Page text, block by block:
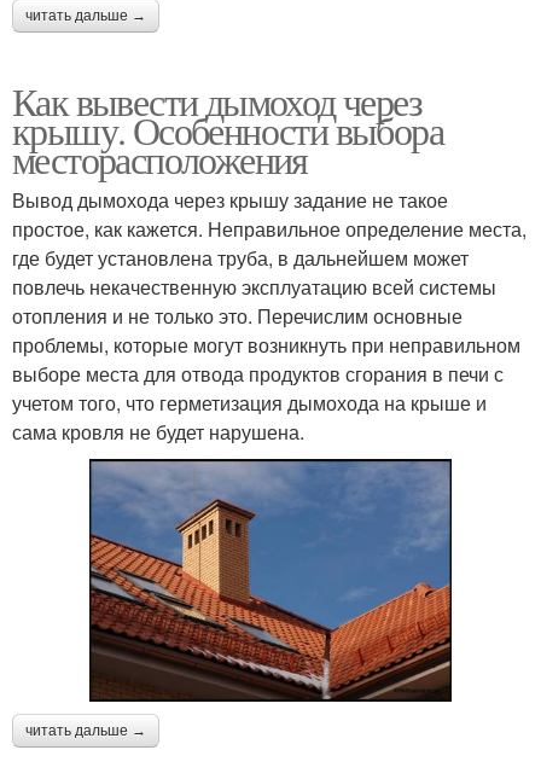
читать дальше →
Как вывести дымоход через
крышу. Особенности выбора
месторасположения
Вывод дымохода через крышу задание не такое
простое, как кажется. Неправильное определение места,
где будет установлена труба, в дальнейшем может
повлечь некачественную эксплуатацию всей системы
отопления и не только это. Перечислим основные
проблемы, которые могут возникнуть при неправильном
выборе места для отвода продуктов сгорания в печи с
учетом того, что герметизация дымохода на крыше и
сама кровля не будет нарушена.
читать дальше →